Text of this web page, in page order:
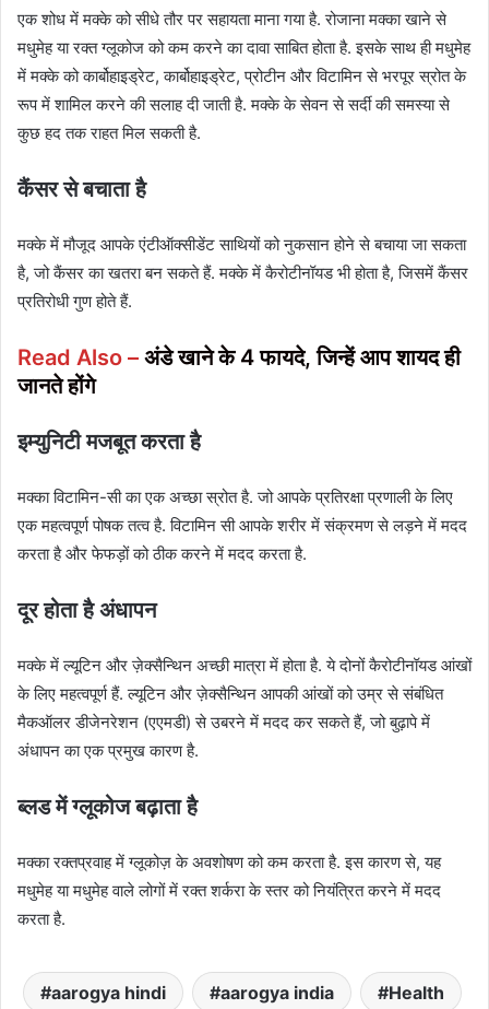
एक शोध में मक्के को सीधे तौर पर सहायता माना गया है. रोजाना मक्का खाने से
मधुमेह या रक्त ग्लूकोज को कम करने का दावा साबित होता है. इसके साथ ही मधुमेह
में मक्के को कार्बोहाइड्रेट, कार्बोहाइड्रेट, प्रोटीन और विटामिन से भरपूर स्रोत के
रूप में शामिल करने की सलाह दी जाती है. मक्के के सेवन से सर्दी की समस्या से
कुछ हद तक राहत मिल सकती है.
कैंसर से बचाता है
मक्के में मौजूद आपके एंटीऑक्सीडेंट साथियों को नुकसान होने से बचाया जा सकता
है, जो कैंसर का खतरा बन सकते हैं. मक्के में कैरोटीनॉयड भी होता है, जिसमें कैंसर
प्रतिरोधी गुण होते हैं.
Read Also – अंडे खाने के 4 फायदे, जिन्हें आप शायद ही
जानते होंगे
इम्युनिटी मजबूत करता है
मक्का विटामिन-सी का एक अच्छा स्रोत है. जो आपके प्रतिरक्षा प्रणाली के लिए
एक महत्वपूर्ण पोषक तत्व है. विटामिन सी आपके शरीर में संक्रमण से लड़ने में मदद
करता है और फेफड़ों को ठीक करने में मदद करता है.
दूर होता है अंधापन
मक्के में ल्यूटिन और ज़ेक्सैन्थिन अच्छी मात्रा में होता है. ये दोनों कैरोटीनॉयड आंखों
के लिए महत्वपूर्ण हैं. ल्यूटिन और ज़ेक्सैन्थिन आपकी आंखों को उम्र से संबंधित
मैकऑलर डीजेनरेशन (एएमडी) से उबरने में मदद कर सकते हैं, जो बुढ़ापे में
अंधापन का एक प्रमुख कारण है.
ब्लड में ग्लूकोज बढ़ाता है
मक्का रक्तप्रवाह में ग्लूकोज़ के अवशोषण को कम करता है. इस कारण से, यह
मधुमेह या मधुमेह वाले लोगों में रक्त शर्करा के स्तर को नियंत्रित करने में मदद
करता है.
aarogya hindi aarogya india Health